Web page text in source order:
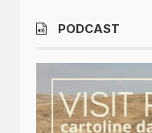
PODCAST